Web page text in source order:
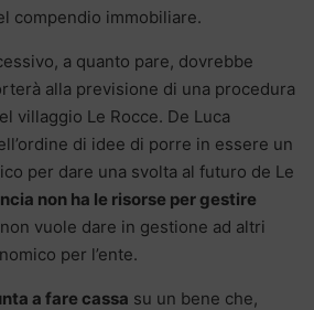
compendio immobiliare.
a quanto pare, dovrebbe
alla previsione di una procedura
villaggio Le Rocce. De Luca
di idee di porre in essere un
per dare una svolta al futuro de Le
non ha le risorse per gestire
vuole dare in gestione ad altri
per l’ente.
a fare cassa su un bene che,